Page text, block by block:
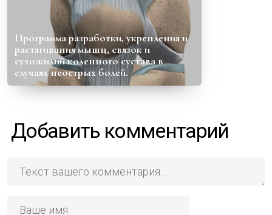
Программа разработки, укрепления и
растягивания мышц, связок и
сухожилий коленного сустава в
случаях неострых болей.
Добавить комментарий